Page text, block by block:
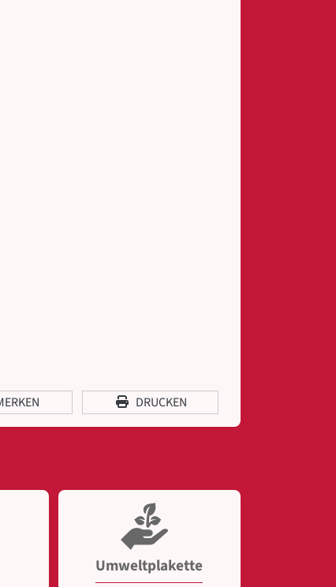
DRUCKEN
Umweltplakette